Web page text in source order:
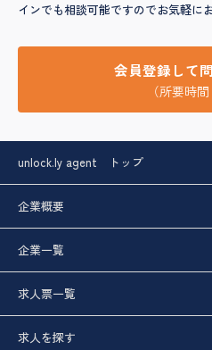
インでも相談可能ですのでお気軽に
会員登録して
（所要時間
unlock.ly agent トップ
企業概要
企業一覧
求人票一覧
求人を探す